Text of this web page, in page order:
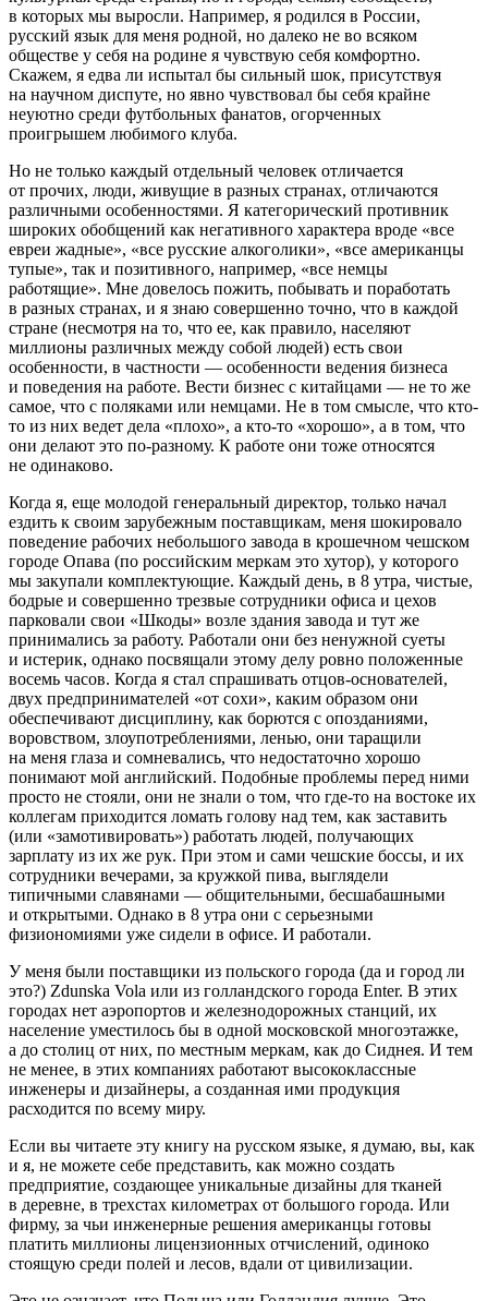
в которых мы выросли. Например, я родился в России,
русский язык для меня родной, но далеко не во всяком
обществе у себя на родине я чувствую себя комфортно.
Скажем, я едва ли испытал бы сильный шок, присутствуя
на научном диспуте, но явно чувствовал бы себя крайне
неуютно среди футбольных фанатов, огорченных
проигрышем любимого клуба.
Но не только каждый отдельный человек отличается
от прочих, люди, живущие в разных странах, отличаются
различными особенностями. Я категорический противник
широких обобщений как негативного характера вроде «все
евреи жадные», «все русские алкоголики», «все американцы
тупые», так и позитивного, например, «все немцы
работящие». Мне довелось пожить, побывать и поработать
в разных странах, и я знаю совершенно точно, что в каждой
стране (несмотря на то, что ее, как правило, населяют
миллионы различных между собой людей) есть свои
особенности, в частности — особенности ведения бизнеса
и поведения на работе. Вести бизнес с китайцами — не то же
самое, что с поляками или немцами. Не в том смысле, что кто-
то из них ведет дела «плохо», а кто-то «хорошо», а в том, что
они делают это по-разному. К работе они тоже относятся
не одинаково.
Когда я, еще молодой генеральный директор, только начал
ездить к своим зарубежным поставщикам, меня шокировало
поведение рабочих небольшого завода в крошечном чешском
городе Опава (по российским меркам это хутор), у которого
мы закупали комплектующие. Каждый день, в 8 утра, чистые,
бодрые и совершенно трезвые сотрудники офиса и цехов
парковали свои «Шкоды» возле здания завода и тут же
принимались за работу. Работали они без ненужной суеты
и истерик, однако посвящали этому делу ровно положенные
восемь часов. Когда я стал спрашивать отцов-основателей,
двух предпринимателей «от сохи», каким образом они
обеспечивают дисциплину, как борются с опозданиями,
воровством, злоупотреблениями, ленью, они таращили
на меня глаза и сомневались, что недостаточно хорошо
понимают мой английский. Подобные проблемы перед ними
просто не стояли, они не знали о том, что где-то на востоке их
коллегам приходится ломать голову над тем, как заставить
(или «замотивировать») работать людей, получающих
зарплату из их же рук. При этом и сами чешские боссы, и их
сотрудники вечерами, за кружкой пива, выглядели
типичными славянами — общительными, бесшабашными
и открытыми. Однако в 8 утра они с серьезными
физиономиями уже сидели в офисе. И работали.
У меня были поставщики из польского города (да и город ли
это?) Zdunska Vola или из голландского города Enter. В этих
городах нет аэропортов и железнодорожных станций, их
население уместилось бы в одной московской многоэтажке,
а до столиц от них, по местным меркам, как до Сиднея. И тем
не менее, в этих компаниях работают высококлассные
инженеры и дизайнеры, а созданная ими продукция
расходится по всему миру.
Если вы читаете эту книгу на русском языке, я думаю, вы, как
и я, не можете себе представить, как можно создать
предприятие, создающее уникальные дизайны для тканей
в деревне, в трехстах километрах от большого города. Или
фирму, за чьи инженерные решения американцы готовы
платить миллионы лицензионных отчислений, одиноко
стоящую среди полей и лесов, вдали от цивилизации.